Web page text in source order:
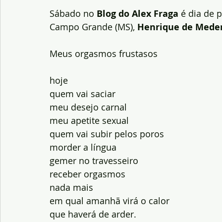
Sábado no Blog do Alex Fraga é dia de
Campo Grande (MS), Henrique de
Meus orgasmos frustasos
hoje
quem vai saciar
meu desejo carnal
meu apetite sexual
quem vai subir pelos poros
morder a língua
gemer no travesseiro
receber orgasmos
nada mais
em qual amanhã virá o calor
que haverá de arder.